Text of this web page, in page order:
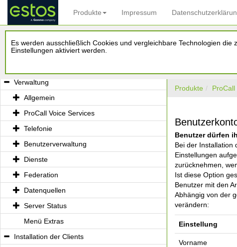
Es werden ausschließlich Cookies und vergleichbare Technologien
Einstellungen aktiviert werden.
Produkte Impressum
Benutzeranmeldung
Globale Einstellungen
Leitungen
Verwaltung
Allgemein
ProCall Voice Services
Telefonie
Benutzerverwaltung
Dienste
Federation
Datenquellen
Server Status
Menü Extras
Installation der Clients
Produkte
Benutzer dürfen
Bei der Installation
Einstellungen
zurücknehmen,
Ist diese Option
Benutzer mit den
Abhängig von der
verändern:
Einstellung
Vorname